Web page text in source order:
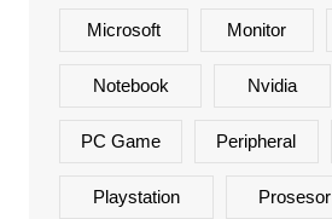
Microsoft Monitor
Notebook Nvidia
PC Game Peripheral
Playstation Prosesor